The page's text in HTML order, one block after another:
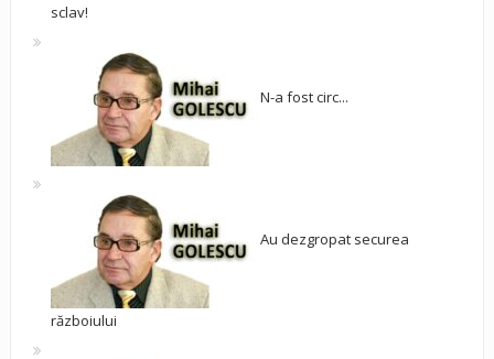
sclav!
N-a fost circ...
Au dezgropat securea
războiului